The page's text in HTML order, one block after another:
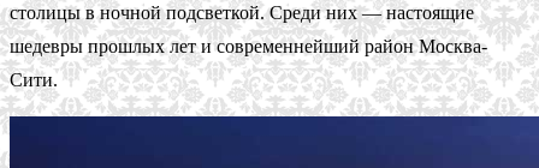
столицы в ночной подсветкой. Среди них — настоящие
шедевры прошлых лет и современнейший район Москва-
Сити.